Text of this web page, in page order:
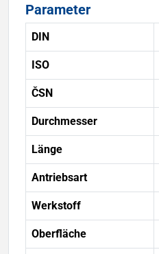
Parameter
DIN
ISO
ČSN
Durchmesser
Länge
Antriebsart
Werkstoff
Oberfläche